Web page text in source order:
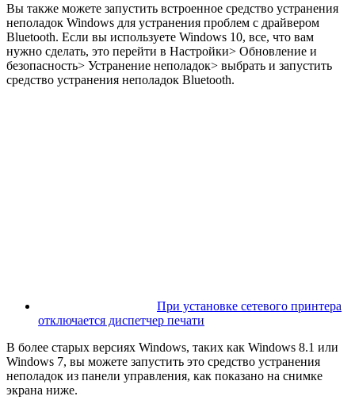
Вы также можете запустить встроенное средство устранения
неполадок Windows для устранения проблем с драйвером
Bluetooth. Если вы используете Windows 10, все, что вам
нужно сделать, это перейти в Настройки> Обновление и
безопасность> Устранение неполадок> выбрать и запустить
средство устранения неполадок Bluetooth.
При установке сетевого принтера
отключается диспетчер печати
В более старых версиях Windows, таких как Windows 8.1 или
Windows 7, вы можете запустить это средство устранения
неполадок из панели управления, как показано на снимке
экрана ниже.